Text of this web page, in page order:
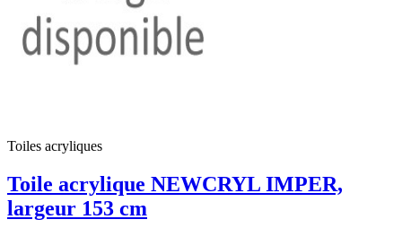
Toiles acryliques
Toile acrylique NEWCRYL IMPER,
largeur 153 cm